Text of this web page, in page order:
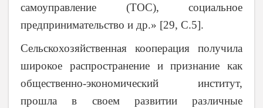
самоуправление (ТОС), социальное
предпринимательство и др.» [29, С.5].
Сельскохозяйственная кооперация получила
широкое распространение и признание как
общественно-экономический институт,
прошла в своем развитии различные